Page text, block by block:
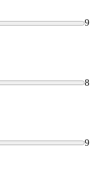
9
8
9